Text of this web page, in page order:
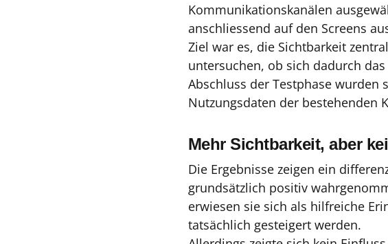
Kommunikationskanälen
anschliessend auf den Screens
Ziel war es, die Sichtbarkeit
untersuchen, ob sich dadurch
Abschluss der Testphase
Nutzungsdaten der bestehenden
Mehr Sichtbarkeit, aber
Die Ergebnisse zeigen ein
grundsätzlich positiv
erwiesen sie sich als hilfreiche
tatsächlich gesteigert werden.